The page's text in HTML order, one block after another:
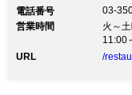
電話番号
03-
営業時間
火～
11:00
URL
/